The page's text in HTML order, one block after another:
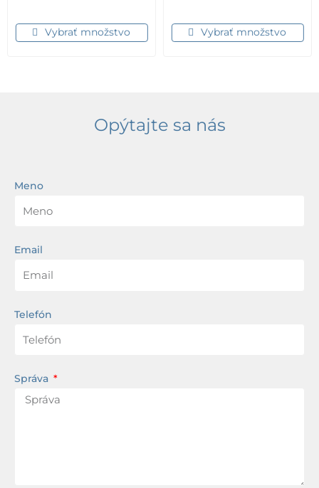
Vybrať množstvo Vybrať množstvo
Opýtajte sa nás
Meno
Email
Telefón
Správa